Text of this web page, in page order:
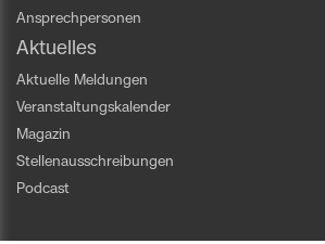
Ansprechpersonen
Aktuelles
Aktuelle Meldungen
Veranstaltungskalender
Magazin
Stellenausschreibungen
Podcast